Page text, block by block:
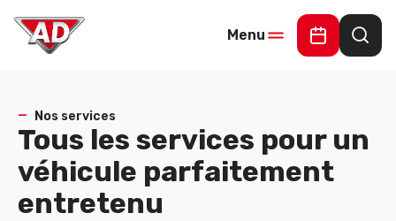
Menu
Demander
Nos services
Tous les services pour un
véhicule parfaitement
entretenu